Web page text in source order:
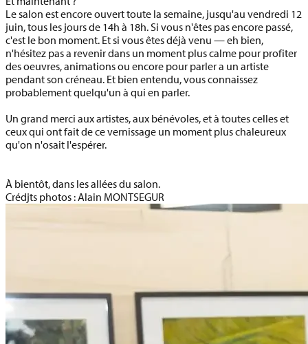
Le salon est encore ouvert toute la semaine, jusqu'au vendredi 12
juin, tous les jours de 14h à 18h. Si vous n'êtes pas encore passé,
c'est le bon moment. Et si vous êtes déjà venu — eh bien,
n'hésitez pas a revenir dans un moment plus calme pour profiter
des oeuvres, animations ou encore pour parler a un artiste
pendant son créneau. Et bien entendu, vous connaissez
probablement quelqu'un à qui en parler.
Un grand merci aux artistes, aux bénévoles, et à toutes celles et
ceux qui ont fait de ce vernissage un moment plus chaleureux
qu'on n'osait l'espérer.
À bientôt, dans les allées du salon.
Crédjts photos : Alain MONTSEGUR